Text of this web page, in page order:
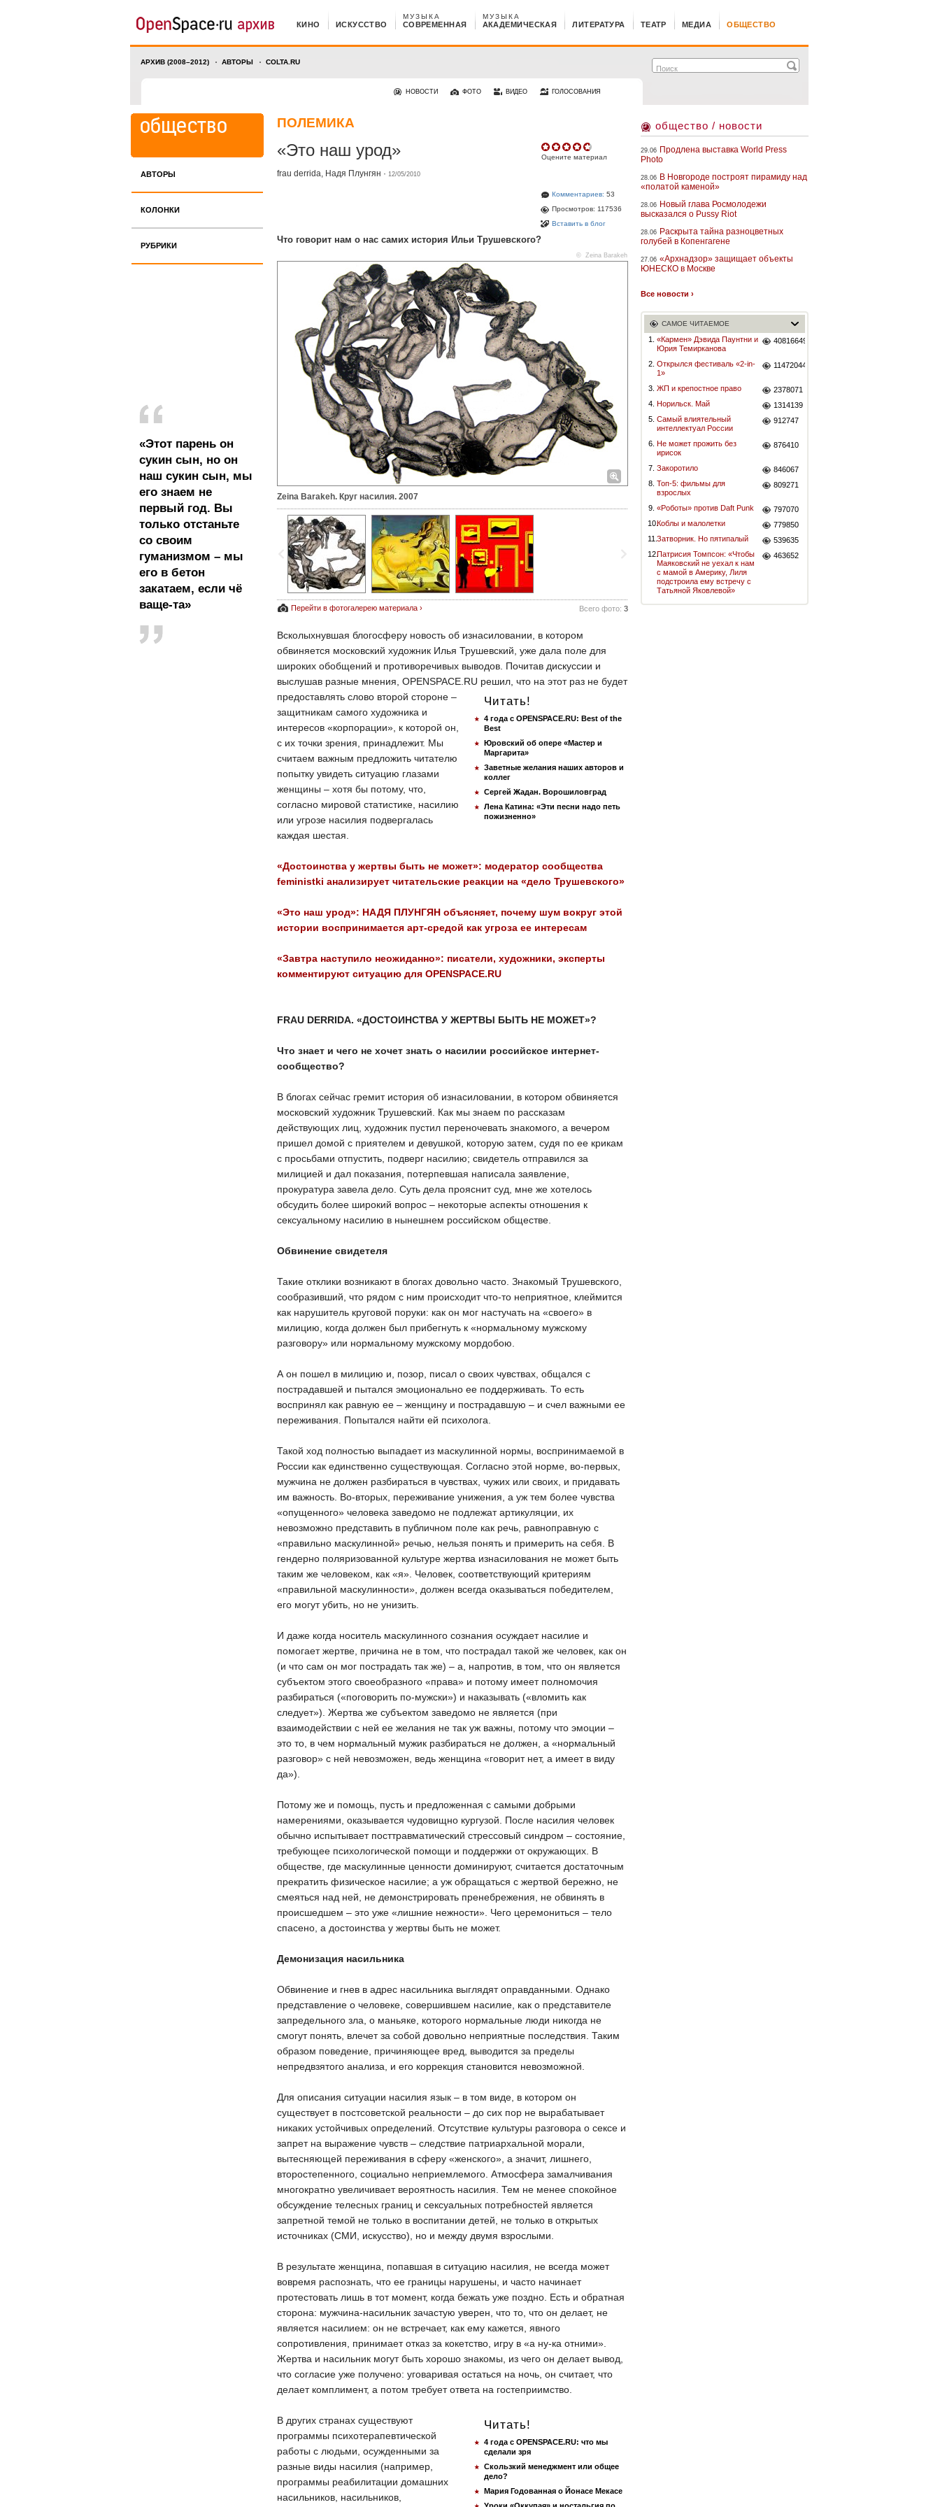
КИНО ИСКУССТВО СОВРЕМЕННАЯ
МУЗЫКА
АКАДЕМИЧЕСКАЯ
МУЗЫКА
ЛИТЕРАТУРА ТЕАТР МЕДИА ОБЩЕСТВО
АРХИВ (2008–2012) АВТОРЫ COLTA.RU
НОВОСТИ ФОТО ВИДЕО ГОЛОСОВАНИЯ
АВТОРЫ
КОЛОНКИ
РУБРИКИ
«Этот парень он
сукин сын, но он
наш сукин сын, мы
его знаем не
первый год. Вы
только отстаньте
со своим
гуманизмом – мы
его в бетон
закатаем, если чё
ваще-та»
ПОЛЕМИКА
Оцените материал
Комментариев: 53
Просмотров: 117536
Вставить в блог
«Это наш урод»
frau derrida, Надя Плунгян · 12/05/2010
Что говорит нам о нас самих история Ильи Трушевского?
© Zeina Barakeh
Zeina Barakeh. Круг насилия. 2007
Перейти в фотогалерею материала › Всего фото: 3
Всколыхнувшая блогосферу новость об изнасиловании, в котором
обвиняется московский художник Илья Трушевский, уже дала поле для
широких обобщений и противоречивых выводов. Почитав дискуссии и
выслушав разные мнения, OPENSPACE.RU решил,
Читать!
4 года с OPENSPACE.RU: Best of the
Best
Юровский об опере «Мастер и
Маргарита»
Заветные желания наших авторов и
коллег
Сергей Жадан. Ворошиловград
Лена Катина: «Эти песни надо петь
пожизненно»
что на этот раз не будет
предоставлять слово второй стороне –
защитникам самого художника и
интересов «корпорации», к которой он,
с их точки зрения, принадлежит. Мы
считаем важным предложить читателю
попытку увидеть ситуацию глазами
женщины – хотя бы потому, что,
согласно мировой статистике, насилию
или угрозе насилия подвергалась
каждая шестая.
«Достоинства у жертвы быть не может»: модератор сообщества
feministki анализирует читательские реакции на «дело Трушевского»
«Это наш урод»: НАДЯ ПЛУНГЯН объясняет, почему шум вокруг этой
истории воспринимается арт-средой как угроза ее интересам
«Завтра наступило неожиданно»: писатели, художники, эксперты
комментируют ситуацию для OPENSPACE.RU
FRAU DERRIDA. «ДОСТОИНСТВА У ЖЕРТВЫ БЫТЬ НЕ МОЖЕТ»?
Что знает и чего не хочет знать о насилии российское интернет-
сообщество?
В блогах сейчас гремит история об изнасиловании, в котором обвиняется
московский художник Трушевский. Как мы знаем по рассказам
действующих лиц, художник пустил переночевать знакомого, а вечером
пришел домой с приятелем и девушкой, которую затем, судя по ее крикам
с просьбами отпустить, подверг насилию; свидетель отправился за
милицией и дал показания, потерпевшая написала заявление,
прокуратура завела дело. Суть дела прояснит суд, мне же хотелось
обсудить более широкий вопрос – некоторые аспекты отношения к
сексуальному насилию в нынешнем российском обществе.
Обвинение свидетеля
Такие отклики возникают в блогах довольно часто. Знакомый Трушевского,
сообразивший, что рядом с ним происходит что-то неприятное, клеймится
как нарушитель круговой поруки: как он мог настучать на «своего» в
милицию, когда должен был прибегнуть к «нормальному мужскому
разговору» или нормальному мужскому мордобою.
А он пошел в милицию и, позор, писал о своих чувствах, общался с
пострадавшей и пытался эмоционально ее поддерживать. То есть
воспринял как равную ее – женщину и пострадавшую – и счел важными ее
переживания. Попытался найти ей психолога.
Такой ход полностью выпадает из маскулинной нормы, воспринимаемой в
России как единственно существующая. Согласно этой норме, во-первых,
мужчина не должен разбираться в чувствах, чужих или своих, и придавать
им важность. Во-вторых, переживание унижения, а уж тем более чувства
«опущенного» человека заведомо не подлежат артикуляции, их
невозможно представить в публичном поле как речь, равноправную с
«правильно маскулинной» речью, нельзя понять и примерить на себя. В
гендерно поляризованной культуре жертва изнасилования не может быть
таким же человеком, как «я». Человек, соответствующий критериям
«правильной маскулинности», должен всегда оказываться победителем,
его могут убить, но не унизить.
И даже когда носитель маскулинного сознания осуждает насилие и
помогает жертве, причина не в том, что пострадал такой же человек, как он
(и что сам он мог пострадать так же) – а, напротив, в том, что он является
субъектом этого своеобразного «права» и потому имеет полномочия
разбираться («поговорить по-мужски») и наказывать («вломить как
следует»). Жертва же субъектом заведомо не является (при
взаимодействии с ней ее желания не так уж важны, потому что эмоции –
это то, в чем нормальный мужик разбираться не должен, а «нормальный
разговор» с ней невозможен, ведь женщина «говорит нет, а имеет в виду
да»).
Потому же и помощь, пусть и предложенная с самыми добрыми
намерениями, оказывается чудовищно кургузой. После насилия человек
обычно испытывает посттравматический стрессовый синдром – состояние,
требующее психологической помощи и поддержки от окружающих. В
обществе, где маскулинные ценности доминируют, считается достаточным
прекратить физическое насилие; а уж обращаться с жертвой бережно, не
смеяться над ней, не демонстрировать пренебрежения, не обвинять в
происшедшем – это уже «лишние нежности». Чего церемониться – тело
спасено, а достоинства у жертвы быть не может.
Демонизация насильника
Обвинение и гнев в адрес насильника выглядят оправданными. Однако
представление о человеке, совершившем насилие, как о представителе
запредельного зла, о маньяке, которого нормальные люди никогда не
смогут понять, влечет за собой довольно неприятные последствия. Таким
образом поведение, причиняющее вред, выводится за пределы
непредвзятого анализа, и его коррекция становится невозможной.
Для описания ситуации насилия язык – в том виде, в котором он
существует в постсоветской реальности – до сих пор не вырабатывает
никаких устойчивых определений. Отсутствие культуры разговора о сексе и
запрет на выражение чувств – следствие патриархальной морали,
вытесняющей переживания в сферу «женского», а значит, лишнего,
второстепенного, социально неприемлемого. Атмосфера замалчивания
многократно увеличивает вероятность насилия. Тем не менее спокойное
обсуждение телесных границ и сексуальных потребностей является
запретной темой не только в воспитании детей, не только в открытых
источниках (СМИ, искусство), но и между двумя взрослыми.
В результате женщина, попавшая в ситуацию насилия, не всегда может
вовремя распознать, что ее границы нарушены, и часто начинает
протестовать лишь в тот момент, когда бежать уже поздно. Есть и обратная
сторона: мужчина-насильник зачастую уверен, что то, что он делает, не
является насилием: он не встречает, как ему кажется, явного
сопротивления, принимает отказ за кокетство, игру в «а ну-ка отними».
Жертва и насильник могут быть хорошо знакомы, из чего он делает вывод,
что согласие уже получено: уговаривая остаться на ночь, он считает, что
делает комплимент, а потом требует ответа на гостеприимство.
Читать!
4 года с OPENSPACE.RU: что мы
сделали зря
Скользкий менеджмент или общее
дело?
Мария Годованная о Йонасе Мекасе
В других странах существуют
программы психотерапевтической
работы с людьми, осужденными за
разные виды насилия (например,
программы реабилитации домашних
насильников, насильников,
общество / новости
29.06 Продлена выставка World Press
Photo
28.06 В Новгороде построят пирамиду над
«полатой каменой»
28.06 Новый глава Росмолодежи
высказался о Pussy Riot
28.06 Раскрыта тайна разноцветных
голубей в Копенгагене
27.06 «Архнадзор» защищает объекты
ЮНЕСКО в Москве
Все новости ›
САМОЕ ЧИТАЕМОЕ
1.
«Кармен» Дэвида Паунтни и
Юрия Темирканова
40816649
2. Открылся фестиваль «2-in-
1»
11472044
3. ЖП и крепостное право
2378071
4. Норильск. Май
1314139
5. Самый влиятельный
интеллектуал России
912747
6. Не может прожить без
ирисок
876410
7. Закоротило
846067
8. Топ-5: фильмы для
взрослых
809271
9. «Роботы» против Daft Punk
797070
10.Коблы и малолетки
779850
11.Затворник. Но пятипалый
539635
12.Патрисия Томпсон: «Чтобы
Маяковский не уехал к нам
с мамой в Америку, Лиля
подстроила ему встречу с
Татьяной Яковлевой»
463652